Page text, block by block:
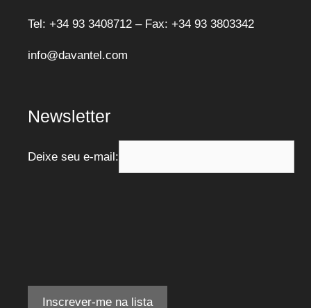
Tel: +34 93 3408712 – Fax: +34 93 3803342
info@davantel.com
Newsletter
Deixe seu e-mail: